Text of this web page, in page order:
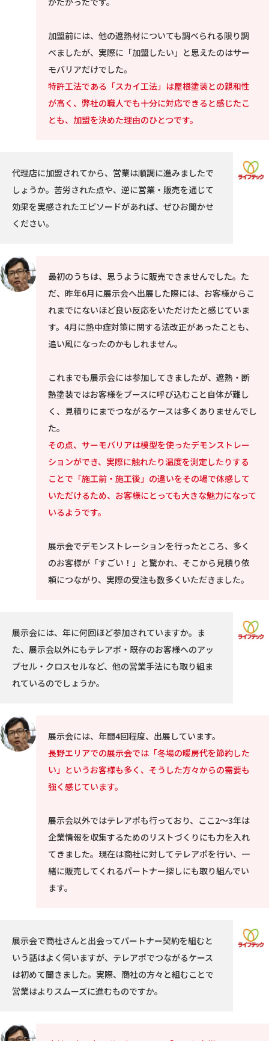
加盟前には、他の遮熱材についても調べられる限り調
べましたが、実際に「加盟したい」と思えたのはサー
モバリアだけでした。
特許工法である「スカイ工法」は屋根塗装との親和性
が高く、弊社の職人でも十分に対応できると感じたこ
とも、加盟を決めた理由のひとつです。
代理店に加盟されてから、営業は順調に進みましたで
しょうか。苦労された点や、逆に営業・販売を通じて
効果を実感されたエピソードがあれば、ぜひお聞かせ
ください。
最初のうちは、思うように販売できませんでした。た
だ、昨年6月に展示会へ出展した際には、お客様からこ
れまでにないほど良い反応をいただけたと感じていま
す。4月に熱中症対策に関する法改正があったことも、
追い風になったのかもしれません。
これまでも展示会には参加してきましたが、遮熱・断
熱塗装ではお客様をブースに呼び込むこと自体が難し
く、見積りにまでつながるケースは多くありませんでし
た。
その点、サーモバリアは模型を使ったデモンストレー
ションができ、実際に触れたり温度を測定したりする
ことで「施工前・施工後」の違いをその場で体感して
いただけるため、お客様にとっても大きな魅力になって
いるようです。
展示会でデモンストレーションを行ったところ、多く
のお客様が「すごい！」と驚かれ、そこから見積り依
頼につながり、実際の受注も数多くいただきました。
展示会には、年に何回ほど参加されていますか。ま
た、展示会以外にもテレアポ・既存のお客様へのアッ
プセル・クロスセルなど、他の営業手法にも取り組ま
れているのでしょうか。
展示会には、年間4回程度、出展しています。
長野エリアでの展示会では「冬場の暖房代を節約した
い」というお客様も多く、そうした方々からの需要も
強く感じています。
展示会以外ではテレアポも行っており、ここ2〜3年は
企業情報を収集するためのリストづくりにも力を入れ
てきました。現在は商社に対してテレアポを行い、一
緒に販売してくれるパートナー探しにも取り組んでい
ます。
展示会で商社さんと出会ってパートナー契約を組むと
いう話はよく伺いますが、テレアポでつながるケース
は初めて聞きました。実際、商社の方々と組むことで
営業はよりスムーズに進むものですか。